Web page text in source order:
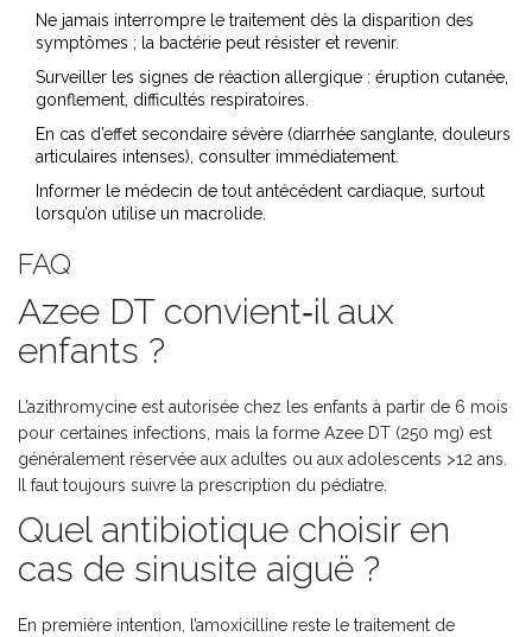
Ne jamais interrompre le traitement dès la disparition des
symptômes ; la bactérie peut résister et revenir.
Surveiller les signes de réaction allergique : éruption cutanée,
gonflement, difficultés respiratoires.
En cas d’effet secondaire sévère (diarrhée sanglante, douleurs
articulaires intenses), consulter immédiatement.
Informer le médecin de tout antécédent cardiaque, surtout
lorsqu’on utilise un macrolide.
FAQ
Azee DT convient‑il aux
enfants ?
L’azithromycine est autorisée chez les enfants à partir de 6 mois
pour certaines infections, mais la forme Azee DT (250 mg) est
généralement réservée aux adultes ou aux adolescents >12 ans.
Il faut toujours suivre la prescription du pédiatre.
Quel antibiotique choisir en
cas de sinusite aiguë ?
En première intention, l’amoxicilline reste le traitement de